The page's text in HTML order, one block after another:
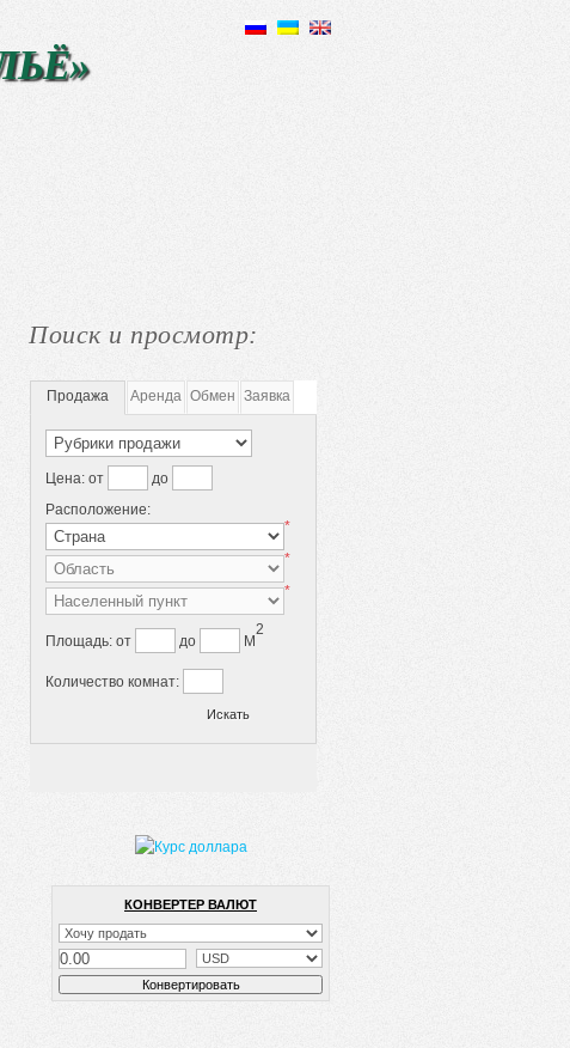
Поиск и просмотр:
Продажа Аренда Обмен Заявка
Цена: от
до
Расположение:
*
*
*
Площадь: от до M
2
Количество комнат:
КОНВЕРТЕР ВАЛЮТ